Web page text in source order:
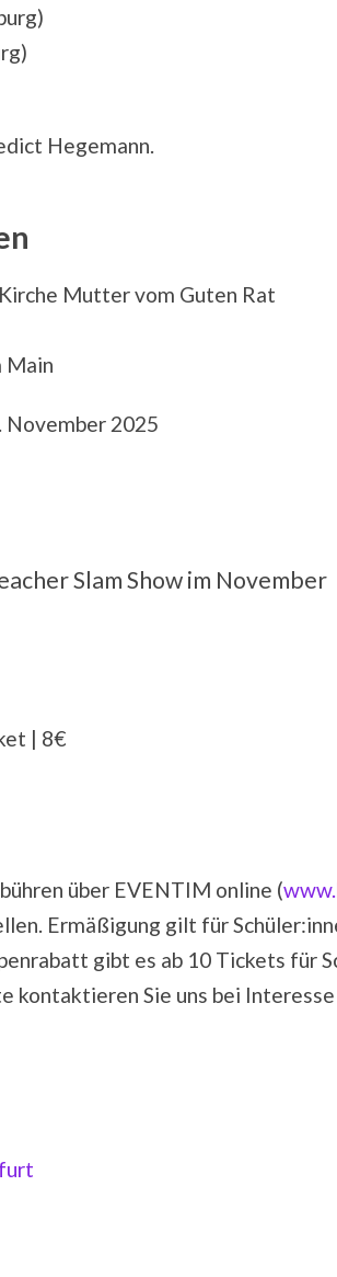
Hegemann.
Mutter vom Guten Rat
Main
November 2025
Slam Show im November
| 8€
über EVENTIM online (
Ermäßigung gilt für
gibt es ab 10 Tickets für
kontaktieren Sie uns bei